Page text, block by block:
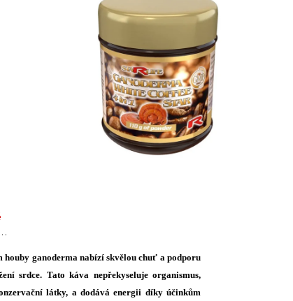
ganoderma nabízí skvělou chuť a podporu
srdce. Tato káva nepřekyseluje organismus,
látky, a dodává energii díky účinkům